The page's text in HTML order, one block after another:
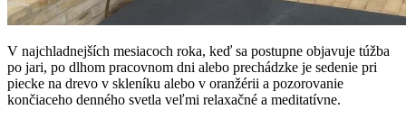
V najchladnejších mesiacoch roka, keď sa postupne objavuje túžba
po jari, po dlhom pracovnom dni alebo prechádzke je sedenie pri
piecke na drevo v skleníku alebo v oranžérii a pozorovanie
končiaceho denného svetla veľmi relaxačné a meditatívne.